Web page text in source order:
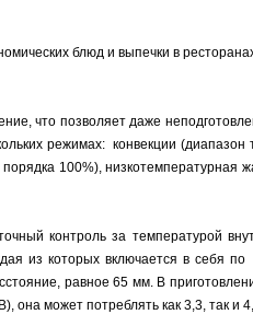
блюд и выпечки в
что позволяет даже
режимах: конвекции
100%), низкотемпературная
контроль за температурой
из которых включается в себя
равное 65 мм. В
может потреблять как 3,3, так и